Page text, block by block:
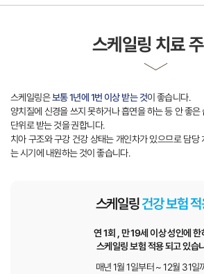
스케일링은
양치질에 신경을 쓰지 못하거나 흡연을 하는 등 안 좋
스케일링
연 1회 , 만 19세 이상 성인에 한
스케일링 보험 적용 되고 있습
매년 1월 1일부터 ~ 12월 31일